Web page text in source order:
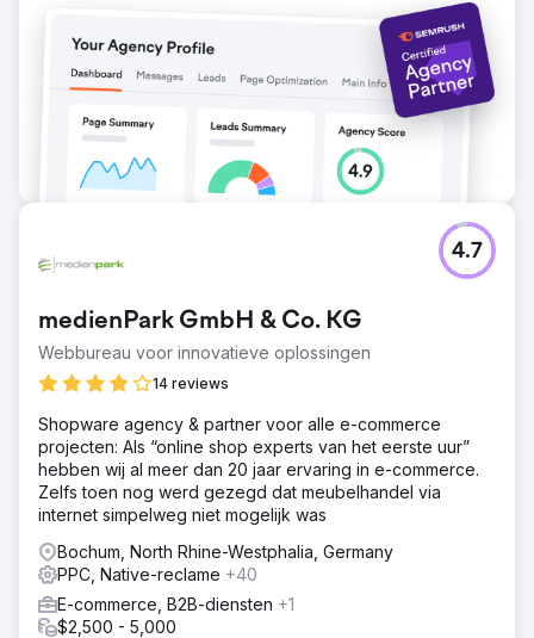
de praktijk. Nieuwe trefwoorden 55 We hebben 55
nieuwe trefwoorden voor de praktijk zien verschijnen en
een toename van het organische verkeer met 11,5%. 23
Foldervragen In totaal werden 23 foldervragen
Naar bureaupagina
medienPark GmbH & Co. KG
Webbureau voor innovatieve oplossingen
14 reviews
4.7
Shopware agency & partner voor alle e-commerce
projecten: Als “online shop experts van het eerste uur”
hebben wij al meer dan 20 jaar ervaring in e-commerce.
Zelfs toen nog werd gezegd dat meubelhandel via
internet simpelweg niet mogelijk was
Bochum, North Rhine-Westphalia, Germany
PPC, Native-reclame +40
E-commerce, B2B-diensten +1
$2,500 - 5,000